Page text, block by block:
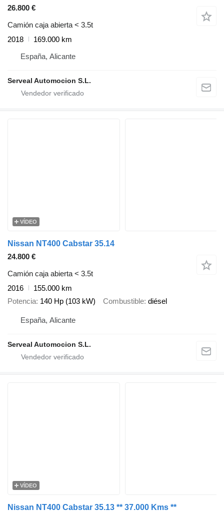
26.800 €
Camión caja abierta < 3.5t
2018
169.000 km
España, Alicante
Serveal Automocion S.L.
VÍDEO
Nissan NT400 Cabstar 35.14
24.800 €
Camión caja abierta < 3.5t
2016
155.000 km
Potencia 140 Hp (103 kW) Combustible diésel
España, Alicante
Serveal Automocion S.L.
VÍDEO
Nissan NT400 Cabstar 35.13 ** 37.000 Kms **